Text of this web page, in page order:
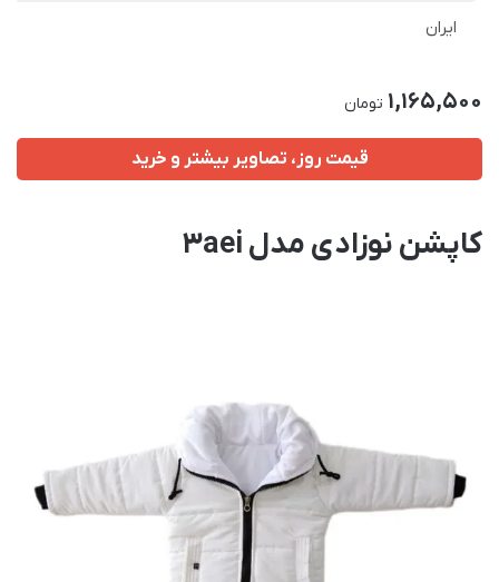
ایران
1,165,500 تومان
قیمت روز، تصاویر بیشتر و خرید
کاپشن نوزادی مدل 3aei